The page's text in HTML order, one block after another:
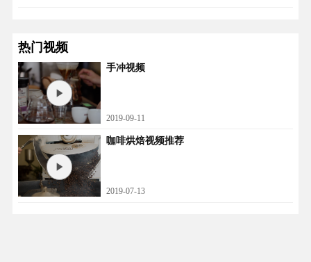
热门视频
手冲视频
2019-09-11
咖啡烘焙视频推荐
2019-07-13